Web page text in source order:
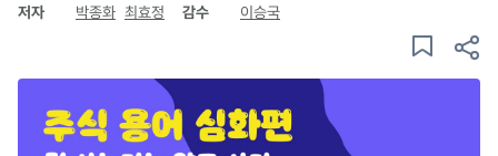
저자 박종화 최효정 감수 이승국